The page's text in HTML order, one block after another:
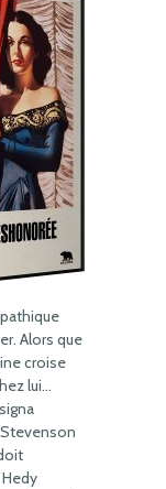
Alors que
croise
lui…